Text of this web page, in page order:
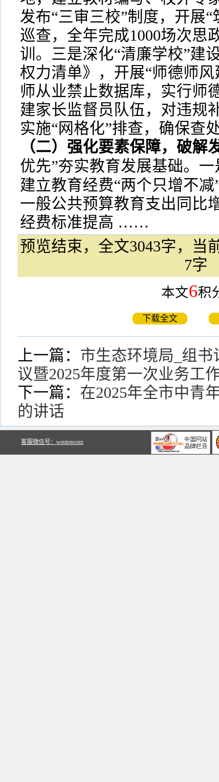
发布“三审三校”制度，开展
巡查，全年完成1000场次思
训。三是深化“清廉学校”建
权力清单》，开展“师德师
师从业禁止数据库，实行师
建家长监督员队伍，对违规
实施“网格化”排查，确保查
（二）强化要素保障，破解
优先”夯实教育发展基础。一
建立教育经费“两个只增不
一般公共预算教育支出同比
经费标准提高 ……
预览结束，全文3043字，当
7字
本文6积
下载全文
上一篇： 市生态环境局_组
议暨2025年度第一次业务工
下一篇： 在2025年全市中青
的讲话
客服微信号：wentopcom